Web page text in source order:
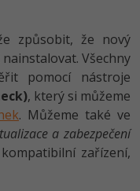
způsobit, že nový
Všechny
pomocí nástroje
, který si můžeme
. Můžeme také ve
a zabezpečení
zařízení,